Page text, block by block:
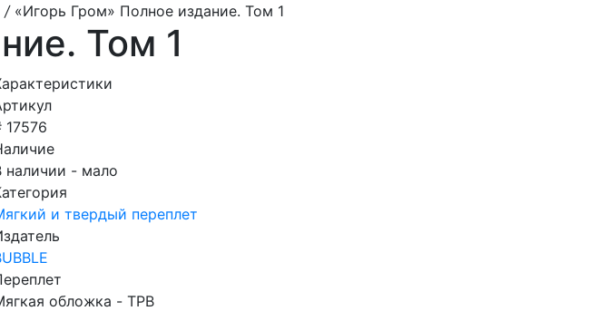
/ «Игорь Гром» Полное издание. Том 1
Том 1
17576
наличии - мало
и твердый переплет
обложка - TPB